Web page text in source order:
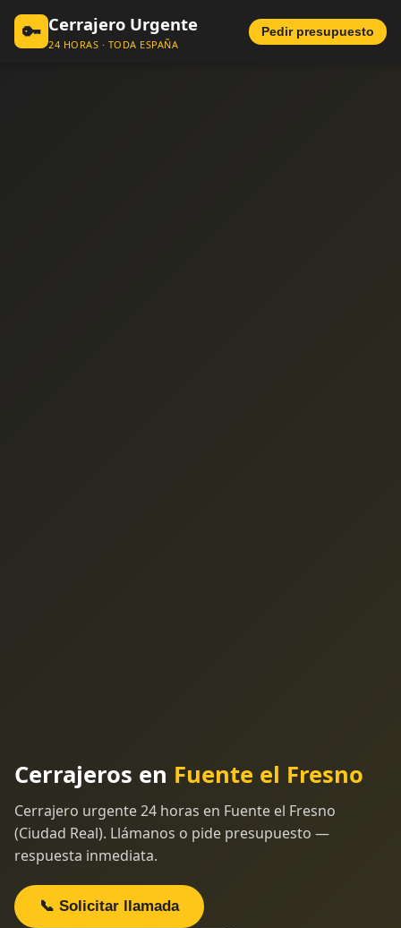
🔑 Cerrajero Urgente
24 HORAS · TODA ESPAÑA
Pedir presupuesto
Cerrajeros en Fuente el Fresno
Cerrajero urgente 24 horas en Fuente el Fresno
(Ciudad Real). Llámanos o pide presupuesto —
respuesta inmediata.
📞 Solicitar llamada